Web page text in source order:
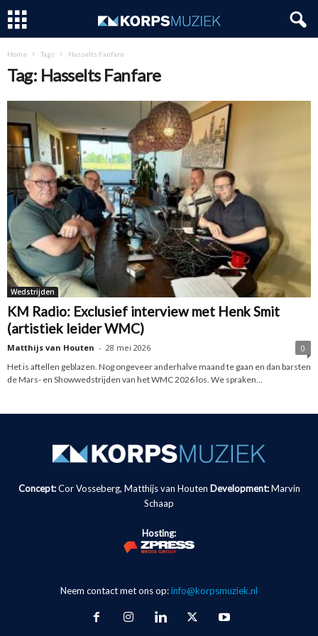
Home Tags Hasselts Fanfare
Tag: Hasselts Fanfare
Wedstrijden
KM Radio: Exclusief interview met Henk Smit
(artistiek leider WMC)
Matthijs van Houten - 28 mei 2026
0
Het is aftellen geblazen. Nog ongeveer anderhalve maand te gaan en dan barsten
de Mars- en Showwedstrijden van het WMC 2026 los. We spraken...
Concept:Cor Vosseberg, Matthijs van Houten Development: Marvin
Schaap
Hosting:
Neem contact met ons op:info@korpsmuziek.nl